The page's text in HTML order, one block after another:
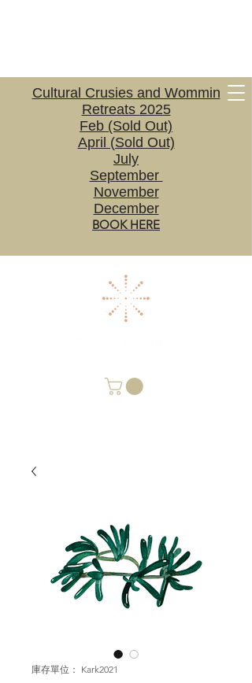
Cultural Crusies and Wommin
Retreats 2025
Feb (Sold Out)
April (Sold Out)
July
September
November
December
BOOK HERE
庫存單位： Kark2021